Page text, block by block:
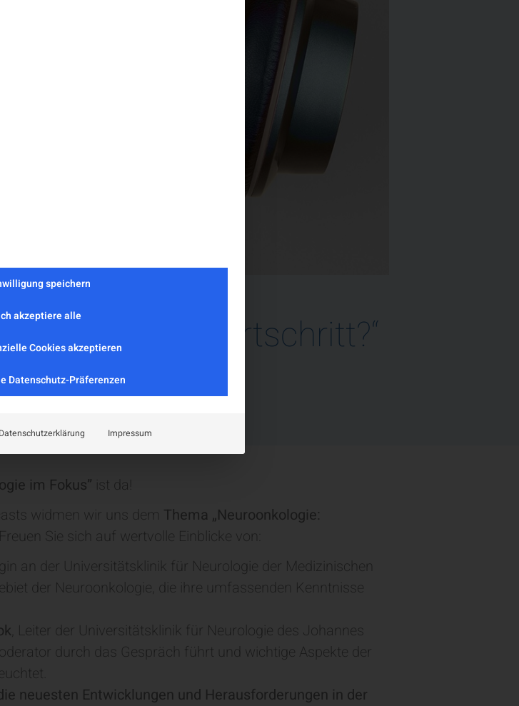
oder Fortschritt?“
im Fokus” ist da!
widmen wir uns dem Thema „Neuroonkologie:
. Freuen Sie sich auf wertvolle Einblicke von:
an der Universitätsklinik für Neurologie der Medizinischen
der Neuroonkologie, die ihre umfassenden Kenntnisse
Leiter der Universitätsklinik für Neurologie des Johannes
durch das Gespräch führt und wichtige Aspekte der
neuesten Entwicklungen und Herausforderungen in der
speichern
akzeptiere alle
Cookies akzeptieren
Datenschutz-Präferenzen
Datenschutzerklärung Impressum